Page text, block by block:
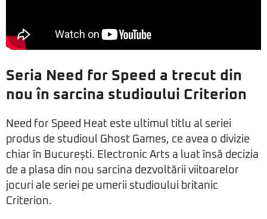
Seria Need for Speed a trecut din
nou în sarcina studioului Criterion
Need for Speed Heat este ultimul titlu al seriei
produs de studioul Ghost Games, ce avea o divizie
chiar în București. Electronic Arts a luat însă decizia
de a plasa din nou sarcina dezvoltării viitoarelor
jocuri ale seriei pe umerii studioului britanic
Criterion.